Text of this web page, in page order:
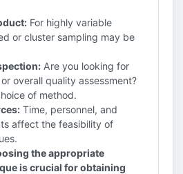
For highly variable
or cluster sampling may be
Are you looking for
overall quality assessment?
of method.
Time, personnel, and
affect the feasibility of
the appropriate
is crucial for obtaining